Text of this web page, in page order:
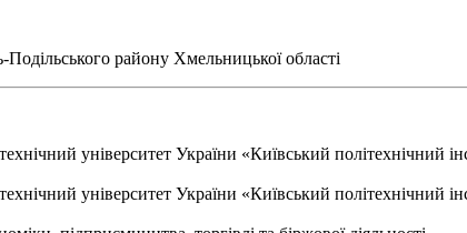
району Хмельницької області
університет України «Київський політехнічний
університет України «Київський політехнічний